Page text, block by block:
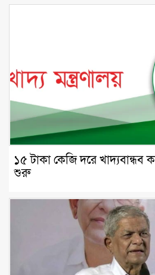
১৫ টাকা কেজি দরে খাদ্যবান্ধব
শুরু